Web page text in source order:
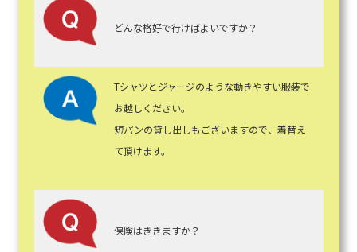
どんな格好で行けばよいですか？
Tシャツとジャージのような動きやすい服装で
お越しください。
短パンの貸し出しもございますので、着替え
て頂けます。
保険はききますか？